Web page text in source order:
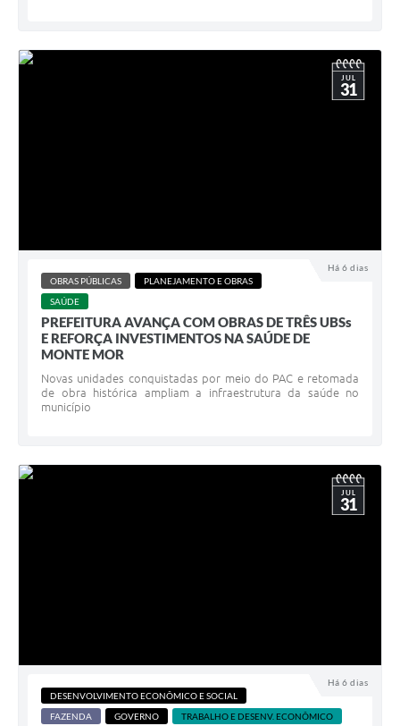
Há 6 dias
JUL
31
OBRAS PÚBLICAS
PLANEJAMENTO E OBRAS
SAÚDE
PREFEITURA AVANÇA COM OBRAS DE TRÊS UBSs
E REFORÇA INVESTIMENTOS NA SAÚDE DE
MONTE MOR
Novas unidades conquistadas por meio do PAC e retomada
de obra histórica ampliam a infraestrutura da saúde no
município
Há 6 dias
JUL
31
DESENVOLVIMENTO ECONÔMICO E SOCIAL
FAZENDA
GOVERNO TRABALHO E DESENV. ECONÔMICO